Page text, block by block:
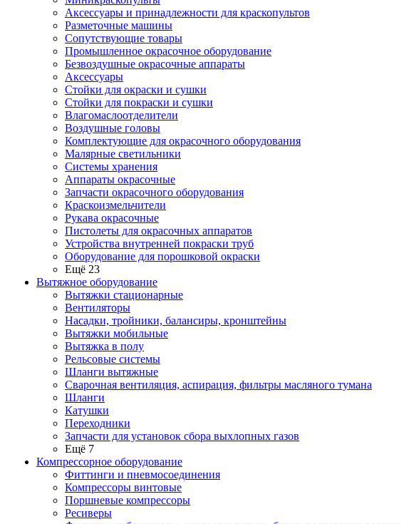
Аксессуары и принадлежности для краскопультов
Разметочные машины
Сопутствующие товары
Промышленное окрасочное оборудование
Безвоздушные окрасочные аппараты
Аксессуары
Стойки для окраски и сушки
Стойки для покраски и сушки
Влагомаслоотделители
Воздушные головы
Комплектующие для окрасочного оборудования
Малярные светильники
Системы хранения
Аппараты окрасочные
Запчасти окрасочного оборудования
Краскоизмельчители
Рукава окрасочные
Пистолеты для окрасочных аппаратов
Устройства внутренней покраски труб
Оборудование для порошковой окраски
Ещё 23
Вытяжное оборудование
Вытяжки стационарные
Вентиляторы
Насадки, тройники, балансиры, кронштейны
Вытяжки мобильные
Вытяжка в полу
Рельсовые системы
Шланги вытяжные
Сварочная вентиляция, аспирация, фильтры масляного тумана
Шланги
Катушки
Переходники
Запчасти для установок сбора выхлопных газов
Ещё 7
Компрессорное оборудование
Фиттинги и пневмосоединения
Компрессоры винтовые
Поршневые компрессоры
Ресиверы